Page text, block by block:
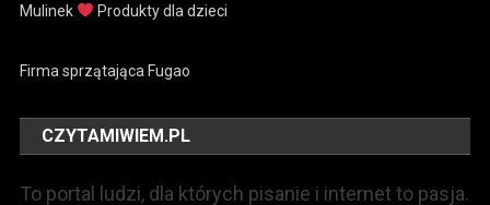
Mulinek Produkty dla dzieci
Firma sprzątająca Fugao
CZYTAMIWIEM.PL
To portal ludzi, dla których pisanie i internet to pasja.